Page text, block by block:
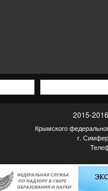
2015-
Крымского
г.